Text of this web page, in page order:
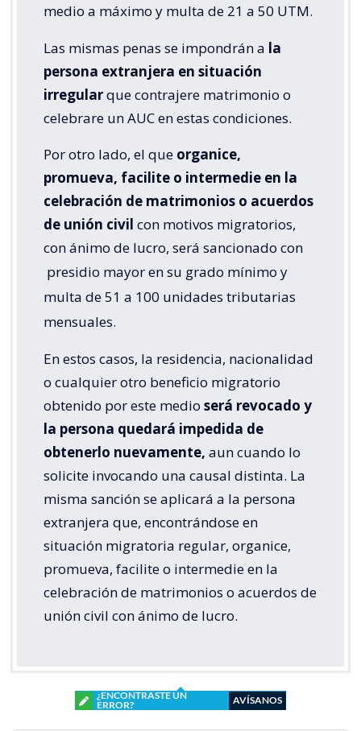
medio a máximo y multa de 21 a 50 UTM.
Las mismas penas se impondrán a la
persona extranjera en situación
irregularque contrajere matrimonio o
celebrare un AUC en estas condiciones.
Por otro lado, el que organice,
promueva, facilite o intermedie en la
celebración de matrimonios o acuerdos
de unión civil con motivos migratorios,
con ánimo de lucro, será sancionado con
presidio mayor en su grado mínimo y
multa de 51 a 100 unidades tributarias
mensuales.
En estos casos, la residencia, nacionalidad
o cualquier otro beneficio migratorio
obtenido por este medio será revocado y
la persona quedará impedida de
obtenerlo nuevamente, aun cuando lo
solicite invocando una causal distinta. La
misma sanción se aplicará a la persona
extranjera que, encontrándose en
situación migratoria regular, organice,
promueva, facilite o intermedie en la
celebración de matrimonios o acuerdos de
unión civil con ánimo de lucro.
¿ENCONTRASTE UN
ERROR?
AVÍSANOS